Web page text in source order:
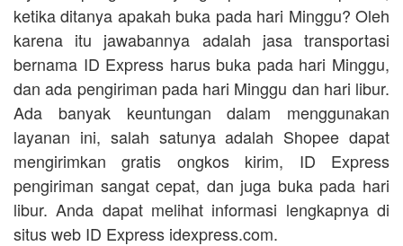
ketika ditanya apakah buka pada hari Minggu? Oleh
karena itu jawabannya adalah jasa transportasi
bernama ID Express harus buka pada hari Minggu,
dan ada pengiriman pada hari Minggu dan hari libur.
Ada banyak keuntungan dalam menggunakan
layanan ini, salah satunya adalah Shopee dapat
mengirimkan gratis ongkos kirim, ID Express
pengiriman sangat cepat, dan juga buka pada hari
libur. Anda dapat melihat informasi lengkapnya di
situs web ID Express idexpress.com.